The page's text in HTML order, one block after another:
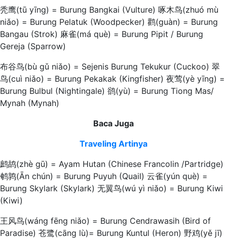
秃鹰(tū yīng) = Burung Bangkai (Vulture) 啄木鸟(zhuó mù
niǎo) = Burung Pelatuk (Woodpecker) 鹳(guàn) = Burung
Bangau (Strok) 麻雀(má què) = Burung Pipit / Burung
Gereja (Sparrow)
布谷鸟(bù gǔ niǎo) = Sejenis Burung Tekukur (Cuckoo) 翠
鸟(cuì niǎo) = Burung Pekakak (Kingfisher) 夜莺(yè yīng) =
Burung Bulbul (Nightingale) 鹆(yù) = Burung Tiong Mas/
Mynah (Mynah)
Baca Juga
Traveling Artinya
鹧鸪(zhè gū) = Ayam Hutan (Chinese Francolin /Partridge)
鹌鹑(Ān chún) = Burung Puyuh (Quail) 云雀(yún què) =
Burung Skylark (Skylark) 无翼鸟(wú yì niǎo) = Burung Kiwi
(Kiwi)
王风鸟(wáng fēng niǎo) = Burung Cendrawasih (Bird of
Paradise) 苍鹭(cāng lù)= Burung Kuntul (Heron) 野鸡(yě jī)